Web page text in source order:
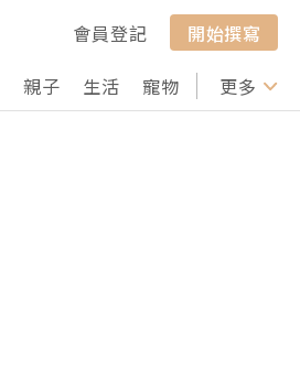
會員登記
開始撰寫
親子 生活 寵物 行山 打卡
更多